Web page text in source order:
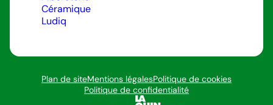
Céramique
Ludiq
Plan de siteMentions légalesPolitique de cookies
Politique de confidentialité